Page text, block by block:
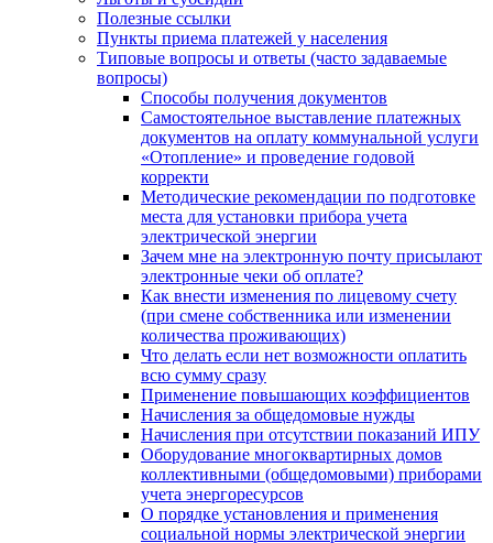
Полезные ссылки
Пункты приема платежей у населения
Типовые вопросы и ответы (часто задаваемые
вопросы)
Способы получения документов
Самостоятельное выставление платежных
документов на оплату коммунальной услуги
«Отопление» и проведение годовой
корректи
Методические рекомендации по подготовке
места для установки прибора учета
электрической энергии
Зачем мне на электронную почту присылают
электронные чеки об оплате?
Как внести изменения по лицевому счету
(при смене собственника или изменении
количества проживающих)
Что делать если нет возможности оплатить
всю сумму сразу
Применение повышающих коэффициентов
Начисления за общедомовые нужды
Начисления при отсутствии показаний ИПУ
Оборудование многоквартирных домов
коллективными (общедомовыми) приборами
учета энергоресурсов
О порядке установления и применения
социальной нормы электрической энергии